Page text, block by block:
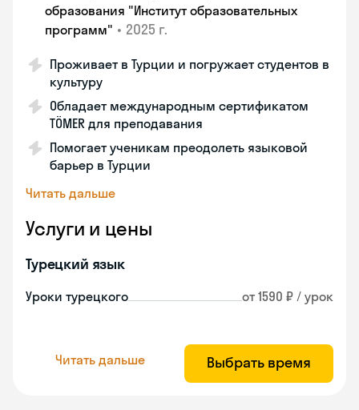
образования "Институт образовательных
программ" • 2025 г.
Проживает в Турции и погружает студентов в
культуру
Обладает международным сертификатом
TÖMER для преподавания
Помогает ученикам преодолеть языковой
барьер в Турции
Читать дальше
Услуги и цены
Турецкий язык
Уроки турецкого от 1590 ₽ / урок
Читать дальше Выбрать время